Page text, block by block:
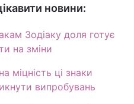
новини:
Зодіаку доля готує
на зміни
міцність ці знаки
випробувань